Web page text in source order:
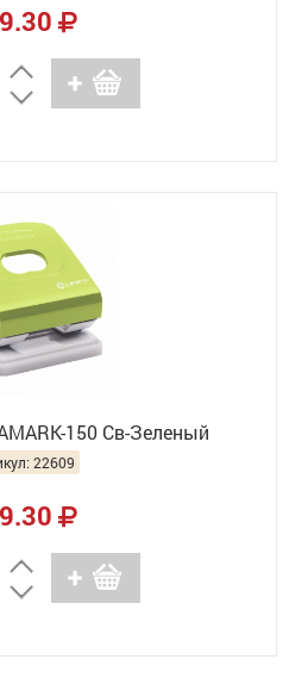
150 Св-Зеленый
22609